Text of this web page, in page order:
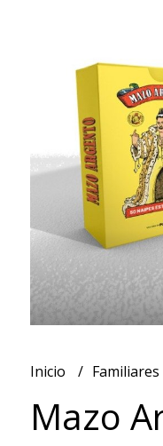
Inicio Familiares
Mazo